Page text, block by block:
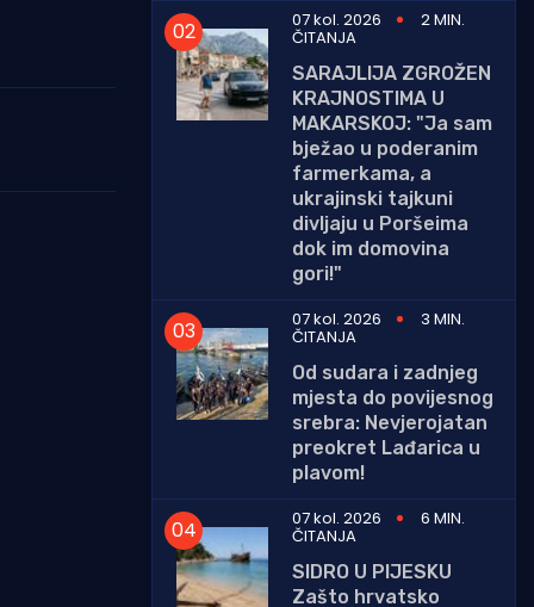
07 kol. 2026
2 MIN.
ČITANJA
SARAJLIJA ZGROŽEN
KRAJNOSTIMA U
MAKARSKOJ: "Ja sam
bježao u poderanim
farmerkama, a
ukrajinski tajkuni
divljaju u Poršeima
dok im domovina
gori!"
07 kol. 2026
3 MIN.
ČITANJA
Od sudara i zadnjeg
mjesta do povijesnog
srebra: Nevjerojatan
preokret Lađarica u
plavom!
07 kol. 2026
6 MIN.
ČITANJA
SIDRO U PIJESKU
Zašto hrvatsko